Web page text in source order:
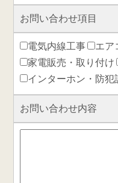
お問い合わせ項目
電気内線工事 エア
家電販売・取り付け
インターホン・防犯
お問い合わせ内容